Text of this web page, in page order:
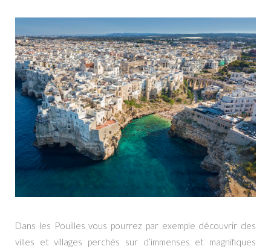
Dans les Pouilles vous pourrez par exemple découvrir des
villes et villages perchés sur d’immenses et magnifiques